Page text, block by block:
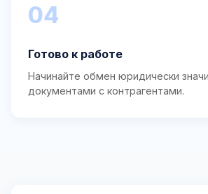
04
Готово к работе
Начинайте обмен юридически
документами с контрагентами.